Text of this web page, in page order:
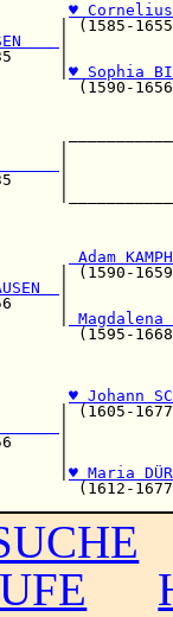
♥
1692)x1635
♥ Sophia
|
Adam
Magdalena
♥ Johann
|
♥ Maria